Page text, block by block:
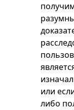
или
либо